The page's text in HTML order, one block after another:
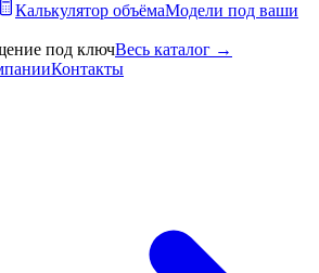
Калькулятор объёмаМодели под ваши
под ключВесь каталог →
Контакты